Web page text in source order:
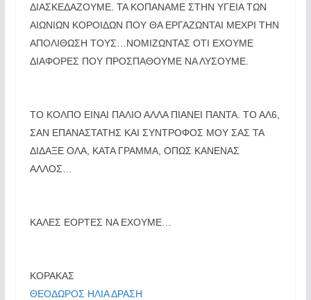
ΔΙΑΣΚΕΔΑΖΟΥΜΕ. ΤΑ ΚΟΠΑΝΑΜΕ ΣΤΗΝ ΥΓΕΙΑ ΤΩΝ
ΑΙΩΝΙΩΝ ΚΟΡΟΙΔΩΝ ΠΟΥ ΘΑ ΕΡΓΑΖΩΝΤΑΙ ΜΕΧΡΙ ΤΗΝ
ΑΠΟΛΙΘΩΣΗ ΤΟΥΣ…ΝΟΜΙΖΩΝΤΑΣ ΟΤΙ ΕΧΟΥΜΕ
ΔΙΑΦΟΡΕΣ ΠΟΥ ΠΡΟΣΠΑΘΟΥΜΕ ΝΑ ΛΥΣΟΥΜΕ.
ΤΟ ΚΟΛΠΟ ΕΙΝΑΙ ΠΑΛΙΟ ΑΛΛΑ ΠΙΑΝΕΙ ΠΑΝΤΑ. ΤΟ ΑΛ6,
ΣΑΝ ΕΠΑΝΑΣΤΑΤΗΣ ΚΑΙ ΣΥΝΤΡΟΦΟΣ ΜΟΥ ΣΑΣ ΤΑ
ΔΙΔΑΞΕ ΟΛΑ, ΚΑΤΑ ΓΡΑΜΜΑ, ΟΠΩΣ ΚΑΝΕΝΑΣ
ΑΛΛΟΣ…
ΚΑΛΕΣ ΕΟΡΤΕΣ ΝΑ ΕΧΟΥΜΕ…
ΚΟΡΑΚΑΣ
ΘΕΟΔΩΡΟΣ ΗΛΙΑ ΔΡΑΣΗ